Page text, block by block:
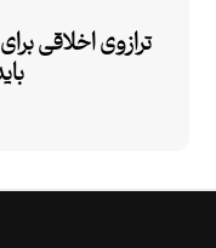
ترازوی اخلاقی